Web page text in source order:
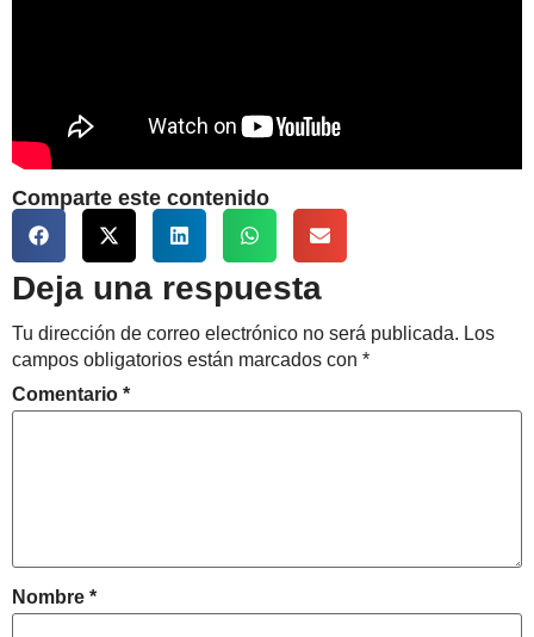
Comparte este contenido
Deja una respuesta
Tu dirección de correo electrónico no será publicada. Los
campos obligatorios están marcados con *
Comentario *
Nombre *